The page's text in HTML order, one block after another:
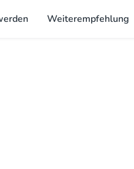
Weiterempfehlung